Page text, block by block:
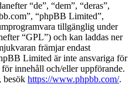
“de”, “dem”, “deras”,
“phpBB Limited”,
tillgänglig under
“GPL”) och kan laddas ner
främjar endast
Limited är inte ansvariga för
innehåll och/eller uppförande.
besök https://www.phpbb.com/.